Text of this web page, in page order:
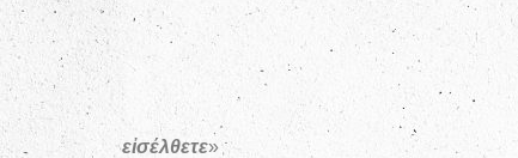
ΠΑΡΑ ΤΟΥ ΣΩΤΗΡΟΣ
ΠΑΡ᾿ HΜΩΝ ΔΕ
οἱ
εἰσέλθετε»